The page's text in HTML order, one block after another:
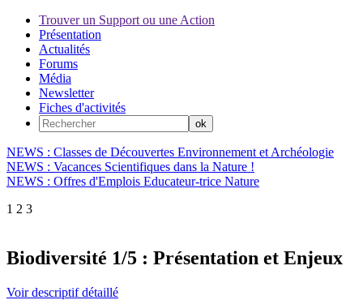
Trouver un Support ou une Action
Présentation
Actualités
Forums
Média
Newsletter
Fiches d'activités
NEWS : Classes de Découvertes Environnement et Archéologie
NEWS : Vacances Scientifiques dans la Nature !
NEWS : Offres d'Emplois Educateur-trice Nature
1 2 3
Biodiversité 1/5 : Présentation et Enjeux
Voir descriptif détaillé